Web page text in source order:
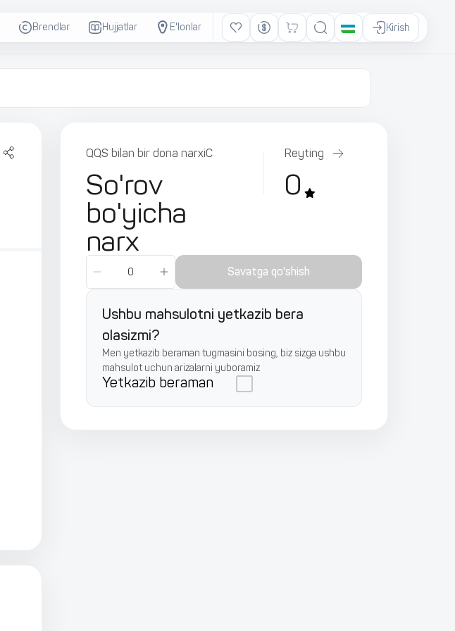
Brendlar Hujjatlar E'lonlar Kirish
QQS bilan bir dona narxiС
So'rov
bo'yicha
narx
Reyting
0
Savatga qo'shish
Ushbu mahsulotni yetkazib bera
olasizmi?
Men yetkazib beraman tugmasini bosing, biz sizga ushbu
mahsulot uchun arizalarni yuboramiz
Yetkazib beraman